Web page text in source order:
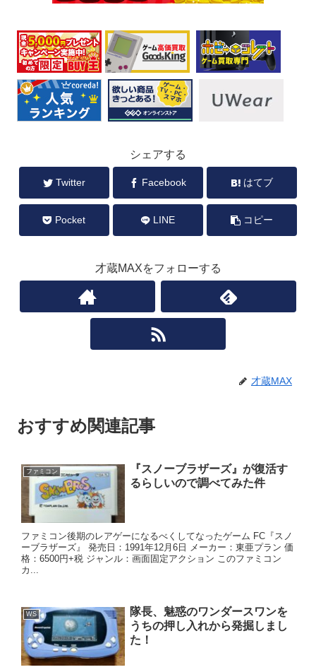
シェアする
Twitter Facebook はてブ
Pocket LINE コピー
才蔵MAXをフォローする
才蔵MAX
おすすめ関連記事
ファミコン
『スノーブラザーズ』が復活す
るらしいので調べてみた件
ファミコン後期のレアゲーになるべくしてなったゲーム FC『スノ
ーブラザーズ』 発売日：1991年12月6日 メーカー：東亜プラン 価
格：6500円+税 ジャンル：画面固定アクション このファミコン
カ...
WS
隊長、魅惑のワンダースワンを
うちの押し入れから発掘しまし
た！